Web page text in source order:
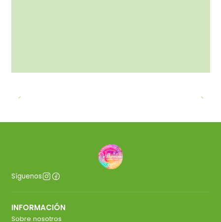
Síguenos
INFORMACIÓN
Sobre nosotros